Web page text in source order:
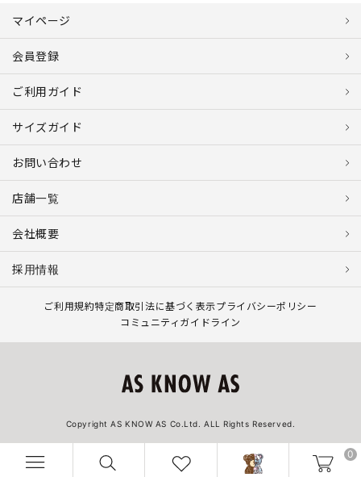
0
マイページ
会員登録
ご利用ガイド
サイズガイド
お問い合わせ
店舗一覧
会社概要
採用情報
ご利用規約特定商取引法に基づく表示プライバシーポリシー
コミュニティガイドライン
Copyright AS KNOW AS Co.Ltd. ALL Rights Reserved.